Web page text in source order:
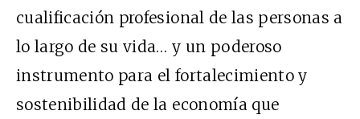
cualificación profesional de las personas a
lo largo de su vida… y un poderoso
instrumento para el fortalecimiento y
sostenibilidad de la economía que